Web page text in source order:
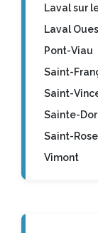
Laval sur
Laval
Pont-Viau
Saint-
Saint-
Sainte-
Saint-Rose
Vimont